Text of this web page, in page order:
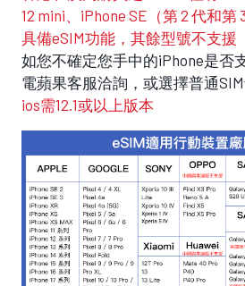
12 mini、iPhone SE（第 2 代和第
具備eSIM功能，其餘型號不支援
如您不確定您手中的iPhone是否
電蘋果客服洽詢，或選擇普通SIM
ios需12.1或以上版本